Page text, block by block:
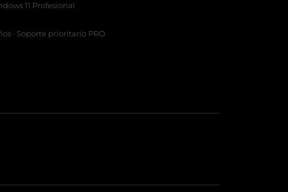
11 Profesional
· Soporte prioritario PRO